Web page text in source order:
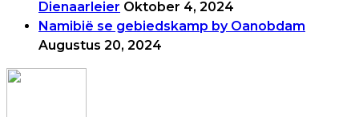
Dienaarleier Oktober 4, 2024
Namibië se gebiedskamp by Oanobdam
Augustus 20, 2024